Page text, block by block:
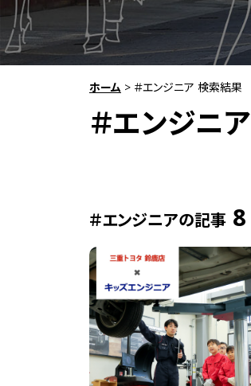
ホーム > ＃エンジニア 検索結果
＃エンジニア
＃エンジニアの記事 8